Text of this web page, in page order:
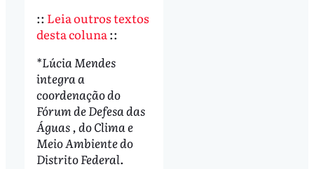
:: Leia outros textos
desta coluna::
*Lúcia Mendes
integra a
coordenação do
Fórum de Defesa das
Águas , do Clima e
Meio Ambiente do
Distrito Federal.